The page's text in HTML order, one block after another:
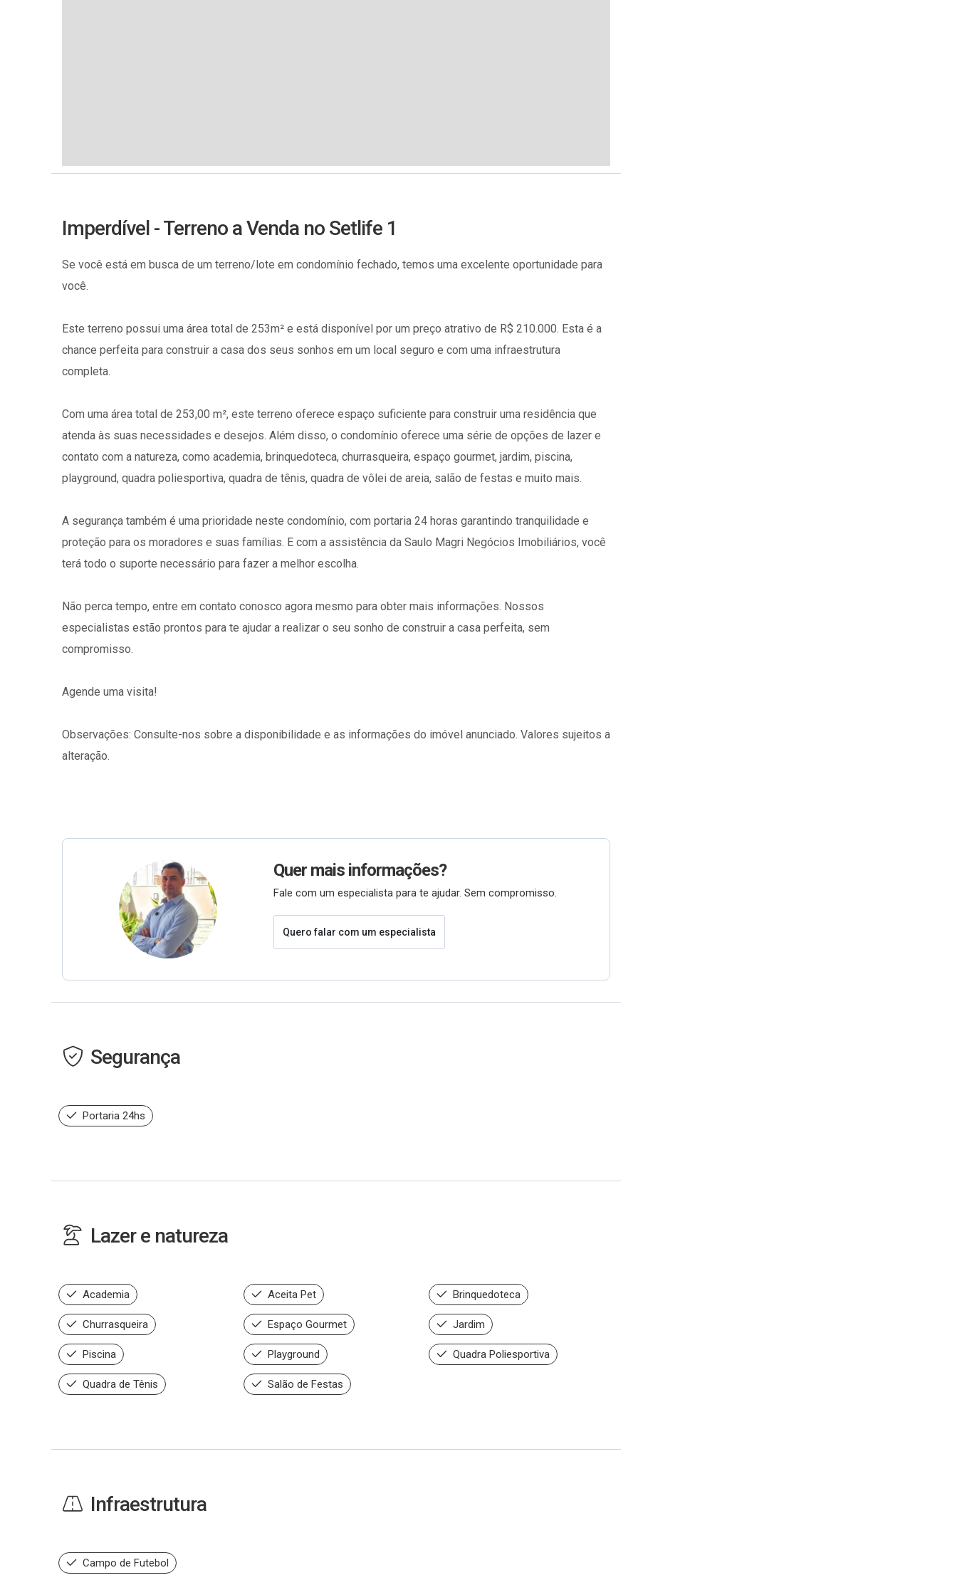
Imperdível - Terreno a Venda no Setlife 1
Se você está em busca de um terreno/lote em condomínio fechado, temos uma excelente oportunidade para
você.
Este terreno possui uma área total de 253m² e está disponível por um preço atrativo de R$ 210.000. Esta é a
chance perfeita para construir a casa dos seus sonhos em um local seguro e com uma infraestrutura
completa.
Com uma área total de 253,00 m², este terreno oferece espaço suficiente para construir uma residência que
atenda às suas necessidades e desejos. Além disso, o condomínio oferece uma série de opções de lazer e
contato com a natureza, como academia, brinquedoteca, churrasqueira, espaço gourmet, jardim, piscina,
playground, quadra poliesportiva, quadra de tênis, quadra de vôlei de areia, salão de festas e muito mais.
A segurança também é uma prioridade neste condomínio, com portaria 24 horas garantindo tranquilidade e
proteção para os moradores e suas famílias. E com a assistência da Saulo Magri Negócios Imobiliários, você
terá todo o suporte necessário para fazer a melhor escolha.
Não perca tempo, entre em contato conosco agora mesmo para obter mais informações. Nossos
especialistas estão prontos para te ajudar a realizar o seu sonho de construir a casa perfeita, sem
compromisso.
Agende uma visita!
Observações: Consulte-nos sobre a disponibilidade e as informações do imóvel anunciado. Valores sujeitos a
alteração.
Quer mais informações?
Fale com um especialista para te ajudar. Sem compromisso.
Quero falar com um especialista
Segurança
Portaria 24hs
Lazer e natureza
Academia Aceita Pet Brinquedoteca
Churrasqueira Espaço Gourmet Jardim
Piscina Playground Quadra Poliesportiva
Quadra de Tênis Salão de Festas
Infraestrutura
Campo de Futebol